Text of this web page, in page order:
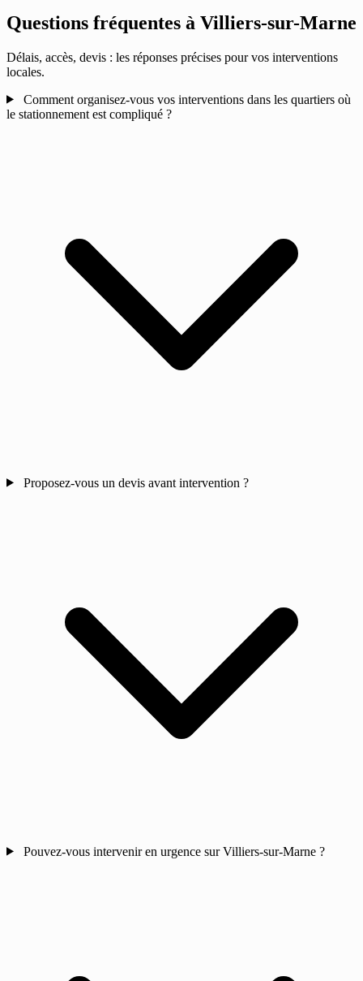
Questions fréquentes à Villiers-sur-Marne
Délais, accès, devis : les réponses précises pour vos interventions
locales.
Comment organisez-vous vos interventions dans les quartiers où
le stationnement est compliqué ?
Proposez-vous un devis avant intervention ?
Pouvez-vous intervenir en urgence sur Villiers-sur-Marne ?